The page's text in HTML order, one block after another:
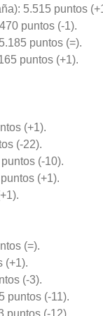
5.515 puntos
puntos (-1).
puntos (=).
puntos (+1).
(+1).
(-22).
(-10).
(+1).
(=).
(+1).
(-3).
puntos (-11).